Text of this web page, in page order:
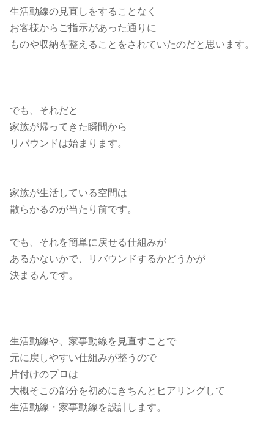
生活動線の見直しをすることなく
お客様からご指示があった通りに
ものや収納を整えることをされていたのだと思います。
でも、それだと
家族が帰ってきた瞬間から
リバウンドは始まります。
家族が生活している空間は
散らかるのが当たり前です。
でも、それを簡単に戻せる仕組みが
あるかないかで、リバウンドするかどうかが
決まるんです。
生活動線や、家事動線を見直すことで
元に戻しやすい仕組みが整うので
片付けのプロは
大概そこの部分を初めにきちんとヒアリングして
生活動線・家事動線を設計します。